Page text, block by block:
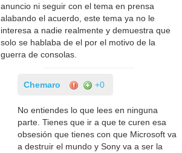
anuncio ni seguir con el tema en prensa
alabando el acuerdo, este tema ya no le
interesa a nadie realmente y demuestra que
solo se hablaba de el por el motivo de la
guerra de consolas.
Chemaro +0
No entiendes lo que lees en ninguna
parte. Tienes que ir a que te curen esa
obsesión que tienes con que Microsoft va
a destruir el mundo y Sony va a ser la